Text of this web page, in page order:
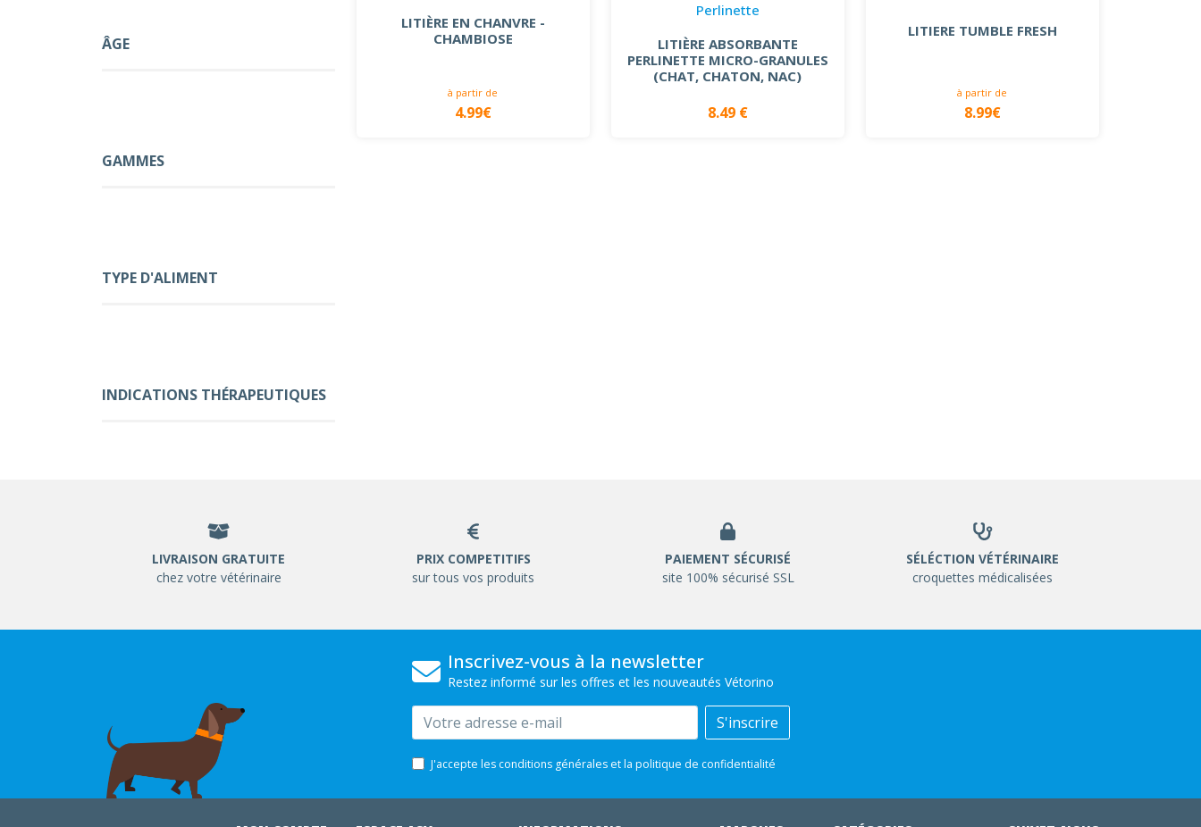
ÂGE
GAMMES
TYPE D'ALIMENT
INDICATIONS THÉRAPEUTIQUES
LITIÈRE EN CHANVRE -
CHAMBIOSE
à partir de
4.99€
Perlinette
LITIÈRE ABSORBANTE
PERLINETTE MICRO-GRANULES
(CHAT, CHATON, NAC)
8.49 €
LITIERE TUMBLE FRESH
à partir de
8.99€
LIVRAISON GRATUITE
chez votre vétérinaire
PRIX COMPETITIFS
sur tous vos produits
PAIEMENT SÉCURISÉ
site 100% sécurisé SSL
SÉLÉCTION VÉTÉRINAIRE
croquettes médicalisées
Inscrivez-vous à la newsletter
Restez informé sur les offres et les nouveautés Vétorino
Email S'inscrire
J'accepte les conditions générales et la politique de confidentialité